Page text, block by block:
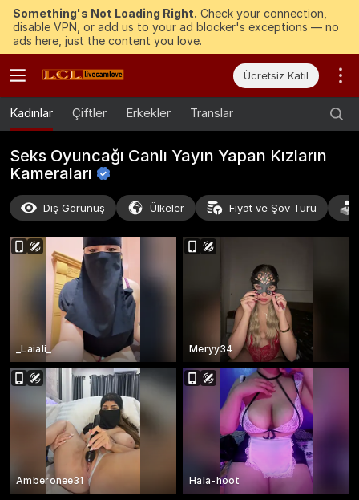
Something's Not Loading Right. Check your connection,
disable VPN, or add us to your ad blocker's exceptions — no
ads here, just the content you love.
Ücretsiz Katıl
Kadınlar Çiftler Erkekler Translar
Seks Oyuncağı Canlı Yayın Yapan Kızların
Kameraları
Dış Görünüş Ülkeler Fiyat ve Şov Türü
_Laiali_ Meryy34
Amberonee31 Hala-hoot